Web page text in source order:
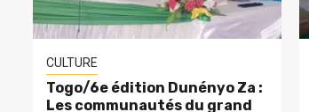
CULTURE
Togo/6e édition Dunényo Za :
Les communautés du grand